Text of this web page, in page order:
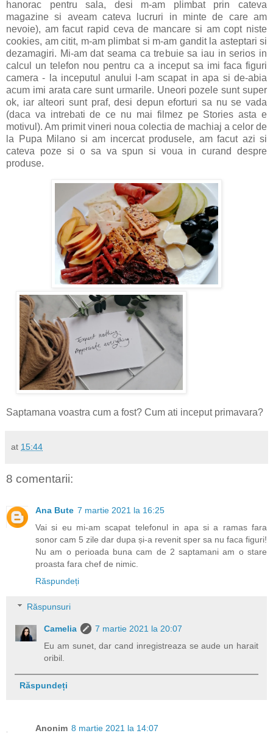
hanorac pentru sala, desi m-am plimbat prin cateva
magazine si aveam cateva lucruri in minte de care am
nevoie), am facut rapid ceva de mancare si am copt niste
cookies, am citit, m-am plimbat si m-am gandit la asteptari si
dezamagiri. Mi-am dat seama ca trebuie sa iau in serios in
calcul un telefon nou pentru ca a inceput sa imi faca figuri
camera - la inceputul anului l-am scapat in apa si de-abia
acum imi arata care sunt urmarile. Uneori pozele sunt super
ok, iar alteori sunt praf, desi depun eforturi sa nu se vada
(daca va intrebati de ce nu mai filmez pe Stories asta e
motivul). Am primit vineri noua colectia de machiaj a celor de
la Pupa Milano si am incercat produsele, am facut azi si
cateva poze si o sa va spun si voua in curand despre
produse.
Saptamana voastra cum a fost? Cum ati inceput primavara?
at 15:44
8 comentarii:
Ana Bute 7 martie 2021 la 16:25
Vai si eu mi-am scapat telefonul in apa si a ramas fara
sonor cam 5 zile dar dupa și-a revenit sper sa nu faca figuri!
Nu am o perioada buna cam de 2 saptamani am o stare
proasta fara chef de nimic.
Răspundeți
Răspunsuri
Camelia
7 martie 2021 la 20:07
Eu am sunet, dar cand inregistreaza se aude un harait
oribil.
Răspundeți
Anonim 8 martie 2021 la 14:07